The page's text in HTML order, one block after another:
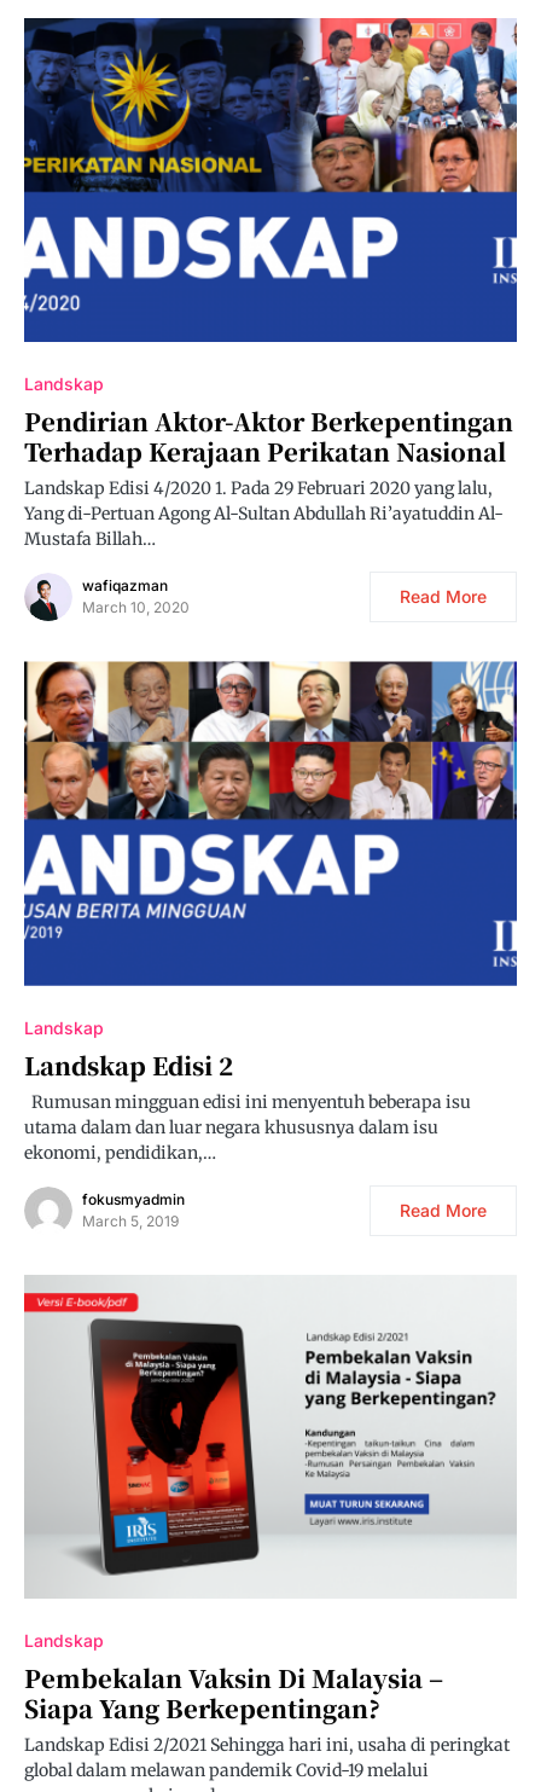
Landskap
Pendirian Aktor-Aktor Berkepentingan
Terhadap Kerajaan Perikatan Nasional
Landskap Edisi 4/2020 1. Pada 29 Februari 2020 yang lalu,
Yang di-Pertuan Agong Al-Sultan Abdullah Ri’ayatuddin Al-
Mustafa Billah…
wafiqazman
March 10, 2020
Read More
Landskap
Landskap Edisi 2
Rumusan mingguan edisi ini menyentuh beberapa isu
utama dalam dan luar negara khususnya dalam isu
ekonomi, pendidikan,…
fokusmyadmin
March 5, 2019
Read More
Landskap
Pembekalan Vaksin Di Malaysia –
Siapa Yang Berkepentingan?
Landskap Edisi 2/2021 Sehingga hari ini, usaha di peringkat
global dalam melawan pandemik Covid-19 melalui